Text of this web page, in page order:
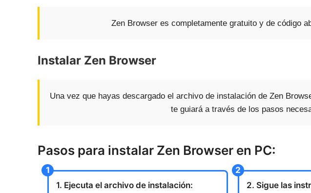
Zen Browser es completamente gratuito y de código
Instalar Zen Browser
Una vez que hayas descargado el archivo de instalación de Zen
te guiará a través de los pasos
Pasos para instalar Zen Browser en PC:
1. Ejecuta el archivo de instalación:
2. Sigue las